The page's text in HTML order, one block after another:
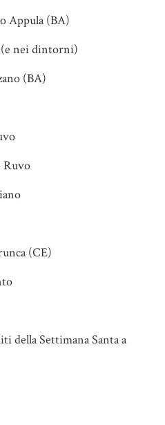
Appula (BA)
(e nei dintorni)
(BA)
Ruvo
(CE)
della Settimana Santa a